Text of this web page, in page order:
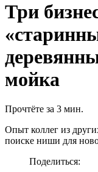
Три
мойка
Прочтёте за 3 мин.
Опыт коллег из
поиске ниши для
Поделиться: